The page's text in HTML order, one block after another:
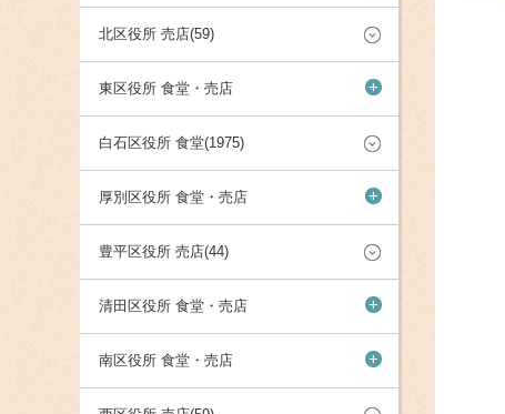
北区役所 売店(59)
東区役所 食堂・売店 +
白石区役所 食堂(1975)
厚別区役所 食堂・売店 +
豊平区役所 売店(44)
清田区役所 食堂・売店 +
南区役所 食堂・売店 +